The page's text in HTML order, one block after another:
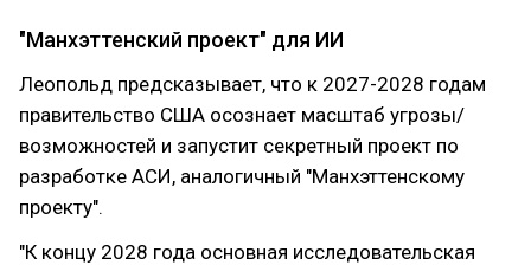
"Манхэттенский проект" для ИИ
Леопольд предсказывает, что к 2027-2028 годам
правительство США осознает масштаб угрозы/
возможностей и запустит секретный проект по
разработке АСИ, аналогичный "Манхэттенскому
проекту".
"К концу 2028 года основная исследовательская